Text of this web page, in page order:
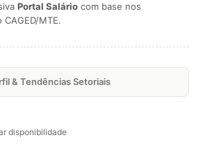
Portal Salário com base nos
MTE.
& Tendências Setoriais
disponibilidade